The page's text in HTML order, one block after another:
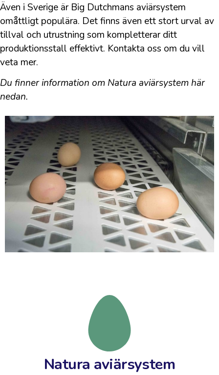
Även i Sverige är Big Dutchmans aviärsystem
omåttligt populära. Det finns även ett stort urval av
tillval och utrustning som kompletterar ditt
produktionsstall effektivt. Kontakta oss om du vill
veta mer.
Du finner information om Natura aviärsystem här
nedan.
Natura aviärsystem